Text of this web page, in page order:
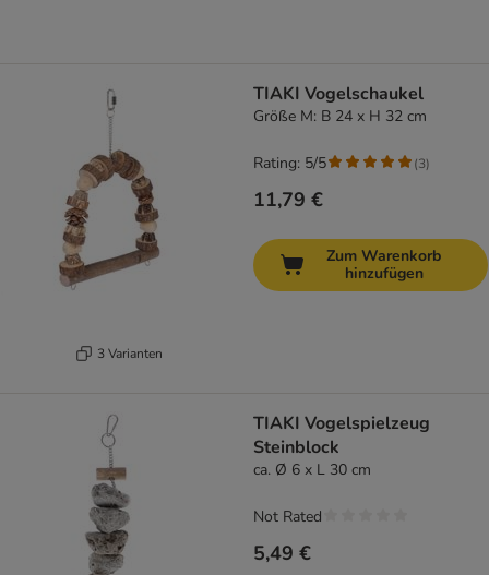
3 Varianten
TIAKI Vogelschaukel
Größe M: B 24 x H 32 cm
11,79 €
Rating: 5/5 (3)
Zum Warenkorb
hinzufügen
TIAKI Vogelspielzeug
Steinblock
ca. Ø 6 x L 30 cm
5,49 €
Not Rated